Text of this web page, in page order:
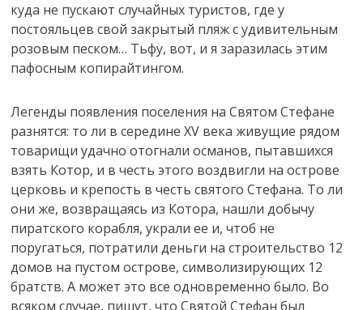
куда не пускают случайных туристов, где у
постояльцев свой закрытый пляж с удивительным
розовым песком… Тьфу, вот, и я заразилась этим
пафосным копирайтингом.
Легенды появления поселения на Святом Стефане
разнятся: то ли в середине XV века живущие рядом
товарищи удачно отогнали османов, пытавшихся
взять Котор, и в честь этого воздвигли на острове
церковь и крепость в честь святого Стефана. То ли
они же, возвращаясь из Котора, нашли добычу
пиратского корабля, украли ее и, чтоб не
поругаться, потратили деньги на строительство 12
домов на пустом острове, символизирующих 12
братств. А может это все одновременно было. Во
всяком случае, пишут, что Святой Стефан был